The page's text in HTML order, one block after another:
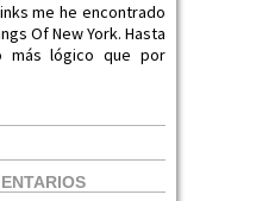
me he encontrado
Of New York. Hasta
más lógico que por